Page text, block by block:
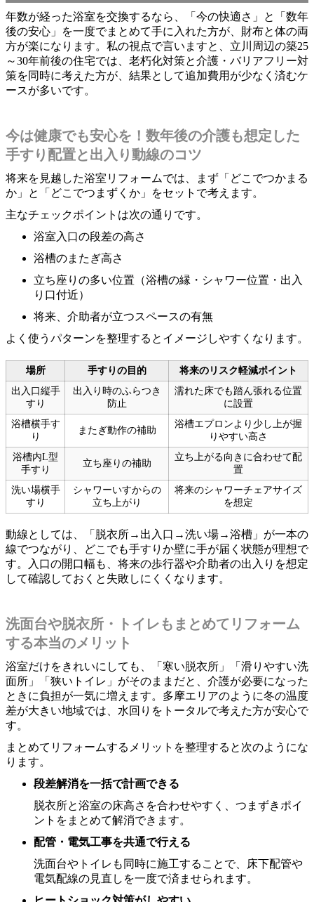
年数が経った浴室を交換するなら、「今の快適さ」と「数年
後の安心」を一度でまとめて手に入れた方が、財布と体の両
方が楽になります。私の視点で言いますと、立川周辺の築25
～30年前後の住宅では、老朽化対策と介護・バリアフリー対
策を同時に考えた方が、結果として追加費用が少なく済むケ
ースが多いです。
今は健康でも安心を！数年後の介護も想定した
手すり配置と出入り動線のコツ
将来を見越した浴室リフォームでは、まず「どこでつかまる
か」と「どこでつまずくか」をセットで考えます。
主なチェックポイントは次の通りです。
浴室入口の段差の高さ
浴槽のまたぎ高さ
立ち座りの多い位置（浴槽の縁・シャワー位置・出入
り口付近）
将来、介助者が立つスペースの有無
よく使うパターンを整理するとイメージしやすくなります。
場所 手すりの目的
将来のリスク軽減ポイント
出入口縦手
すり
出入り時のふらつき
防止
濡れた床でも踏ん張れる位置
に設置
浴槽横手す
り
またぎ動作の補助
浴槽エプロンより少し上が握
りやすい高さ
浴槽内L型
手すり
立ち座りの補助
立ち上がる向きに合わせて配
置
洗い場横手
すり
シャワーいすからの
立ち上がり
将来のシャワーチェアサイズ
を想定
動線としては、「脱衣所→出入口→洗い場→浴槽」が一本の
線でつながり、どこでも手すりか壁に手が届く状態が理想で
す。入口の開口幅も、将来の歩行器や介助者の出入りを想定
して確認しておくと失敗しにくくなります。
洗面台や脱衣所・トイレもまとめてリフォーム
する本当のメリット
浴室だけをきれいにしても、「寒い脱衣所」「滑りやすい洗
面所」「狭いトイレ」がそのままだと、介護が必要になった
ときに負担が一気に増えます。多摩エリアのように冬の温度
差が大きい地域では、水回りをトータルで考えた方が安心で
す。
まとめてリフォームするメリットを整理すると次のようにな
ります。
段差解消を一括で計画できる
脱衣所と浴室の床高さを合わせやすく、つまずきポイ
ントをまとめて解消できます。
配管・電気工事を共通で行える
洗面台やトイレも同時に施工することで、床下配管や
電気配線の見直しを一度で済ませられます。